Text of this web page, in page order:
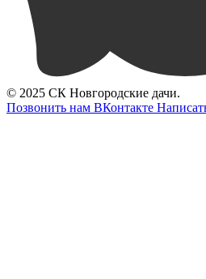
© 2025 СК Новгородские дачи.
Позвонить нам ВКонтакте